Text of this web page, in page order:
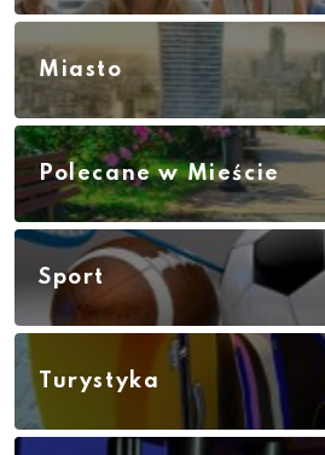
Miasto
Polecane w Mieście
Sport
Turystyka